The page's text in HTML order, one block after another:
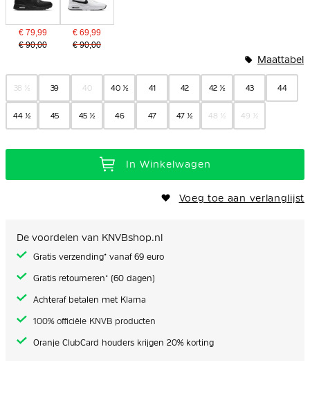
€ 79,99
€ 90,00
€ 69,99
€ 90,00
38 ½ 39 40 40 ½ 41 42 42 ½ 43 44
44 ½ 45 45 ½ 46 47 47 ½ 48 ½ 49 ½
Maattabel
In Winkelwagen
Voeg toe aan verlanglijst
De voordelen van KNVBshop.nl
Gratis verzending* vanaf 69 euro
Gratis retourneren* (60 dagen)
Achteraf betalen met Klarna
100% officiële KNVB producten
Oranje ClubCard houders krijgen 20% korting